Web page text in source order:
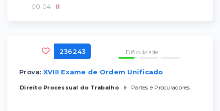
00:04
236243 Dificuldade:
Prova: XVIII Exame de Ordem Unificado
Direito Processual do Trabalho Partes e Procuradores